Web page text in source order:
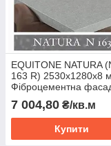
EQUITONE NATURA
163 R) 2530х1280х8
Фіброцементна
панель ЕКВІТОН
7 004,80 ₴/кв.м
Купити